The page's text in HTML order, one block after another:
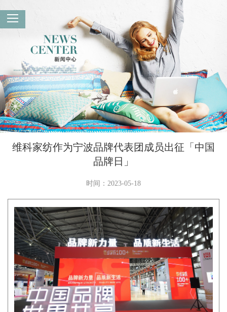
维科家纺作为宁波品牌代表团成员出征「中国
品牌日」
时间：2023-05-18